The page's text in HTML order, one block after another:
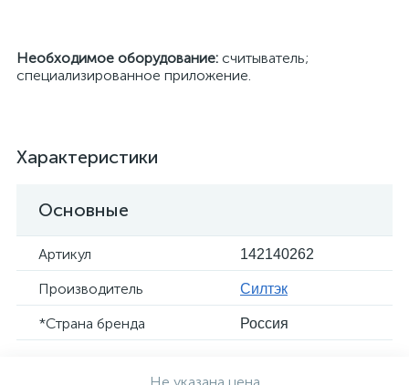
Необходимое оборудование: считыватель;
специализированное приложение.
Характеристики
Основные
Артикул 142140262
Производитель Силтэк
*Страна бренда Россия